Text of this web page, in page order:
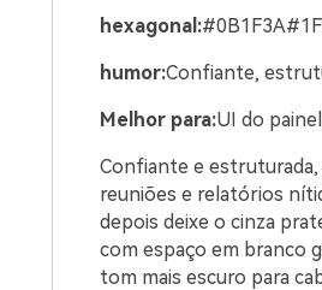
hexagonal:
humor:Confiante,
Melhor para:UI do
Confiante e
reuniões e relatórios
depois deixe o cinza
com espaço em branco
tom mais escuro para